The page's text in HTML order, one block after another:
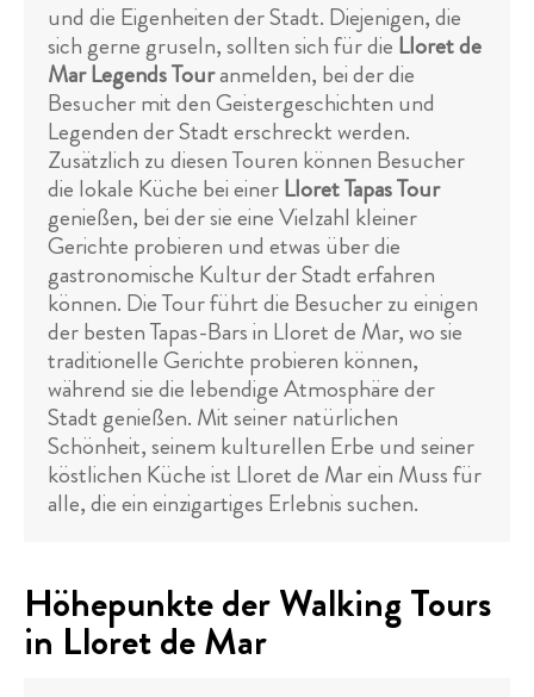
und die Eigenheiten der Stadt. Diejenigen, die
sich gerne gruseln, sollten sich für die Lloret de
Mar Legends Touranmelden, bei der die
Besucher mit den Geistergeschichten und
Legenden der Stadt erschreckt werden.
Zusätzlich zu diesen Touren können Besucher
die lokale Küche bei einerLloret Tapas Tour
genießen, bei der sie eine Vielzahl kleiner
Gerichte probieren und etwas über die
gastronomische Kultur der Stadt erfahren
können. Die Tour führt die Besucher zu einigen
der besten Tapas-Bars in Lloret de Mar, wo sie
traditionelle Gerichte probieren können,
während sie die lebendige Atmosphäre der
Stadt genießen. Mit seiner natürlichen
Schönheit, seinem kulturellen Erbe und seiner
köstlichen Küche ist Lloret de Mar ein Muss für
alle, die ein einzigartiges Erlebnis suchen.
Höhepunkte der Walking Tours
in Lloret de Mar